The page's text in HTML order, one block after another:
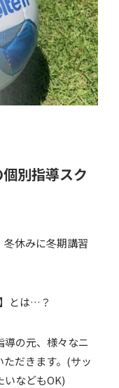
別指導スク
休みに冬期講習
とは…？
の元、様々なニ
だきます。(サッ
いなどもOK)